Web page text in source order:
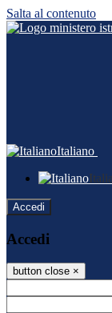
Salta al contenuto
Italiano
Accedi
Accedi
button close ×